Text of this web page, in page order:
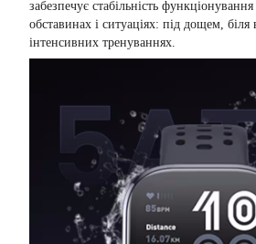
забезпечує стабільність
обставинах і ситуаціях: під дощем,
інтенсивних тренуваннях.